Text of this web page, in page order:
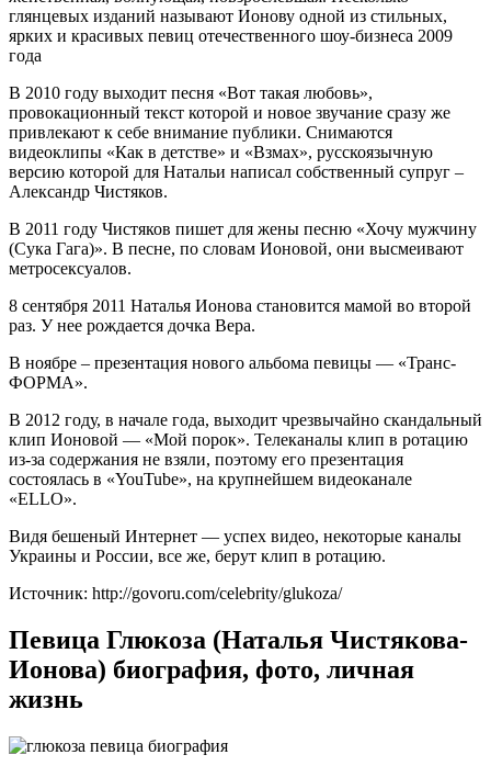
глянцевых изданий называют Ионову одной из стильных,
ярких и красивых певиц отечественного шоу-бизнеса 2009
года
В 2010 году выходит песня «Вот такая любовь»,
провокационный текст которой и новое звучание сразу же
привлекают к себе внимание публики. Снимаются
видеоклипы «Как в детстве» и «Взмах», русскоязычную
версию которой для Натальи написал собственный супруг –
Александр Чистяков.
В 2011 году Чистяков пишет для жены песню «Хочу мужчину
(Сука Гага)». В песне, по словам Ионовой, они высмеивают
метросексуалов.
8 сентября 2011 Наталья Ионова становится мамой во второй
раз. У нее рождается дочка Вера.
В ноябре – презентация нового альбома певицы — «Транс-
ФОРМА».
В 2012 году, в начале года, выходит чрезвычайно скандальный
клип Ионовой — «Мой порок». Телеканалы клип в ротацию
из-за содержания не взяли, поэтому его презентация
состоялась в «YouTube», на крупнейшем видеоканале
«ELLO».
Видя бешеный Интернет — успех видео, некоторые каналы
Украины и России, все же, берут клип в ротацию.
Источник: http://govoru.com/celebrity/glukoza/
Певица Глюкоза (Наталья Чистякова-
Ионова) биография, фото, личная
жизнь